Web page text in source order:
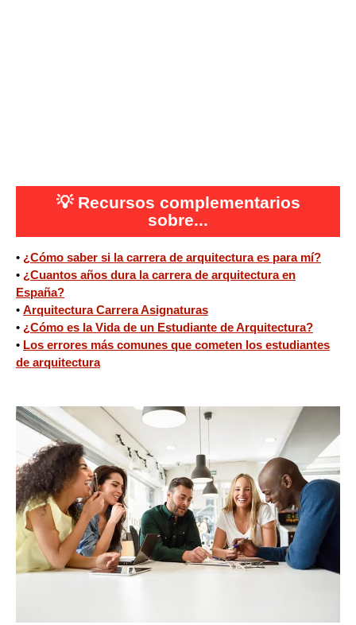
💡 Recursos complementarios
sobre...
• ¿Cómo saber si la carrera de arquitectura es para mí?
• ¿Cuantos años dura la carrera de arquitectura en
España?
• Arquitectura Carrera Asignaturas
• ¿Cómo es la Vida de un Estudiante de Arquitectura?
• Los errores más comunes que cometen los estudiantes
de arquitectura